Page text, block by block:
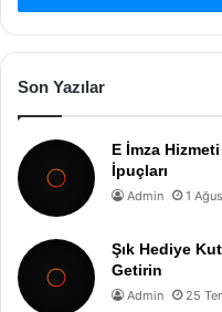
Son Yazılar
E İmza
İpuçları
Admin 1
Şık Hediye
Getirin
Admin 25